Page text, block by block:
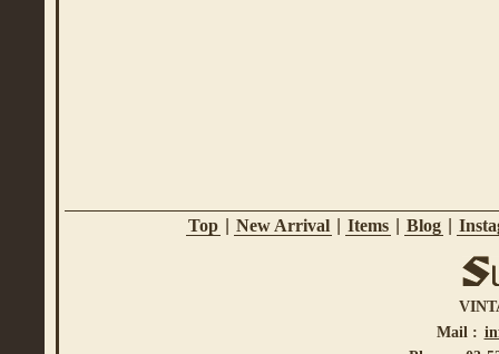
Top New Arrival Items Blog
Mail :